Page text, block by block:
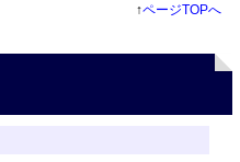
↑ページTOPへ